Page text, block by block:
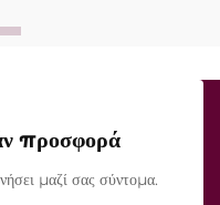
προσφορά
μαζί σας σύντομα.